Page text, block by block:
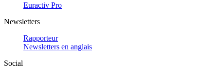
Euractiv Pro
Newsletters
Rapporteur
Newsletters en anglais
Social